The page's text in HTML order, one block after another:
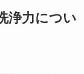
浄力につい